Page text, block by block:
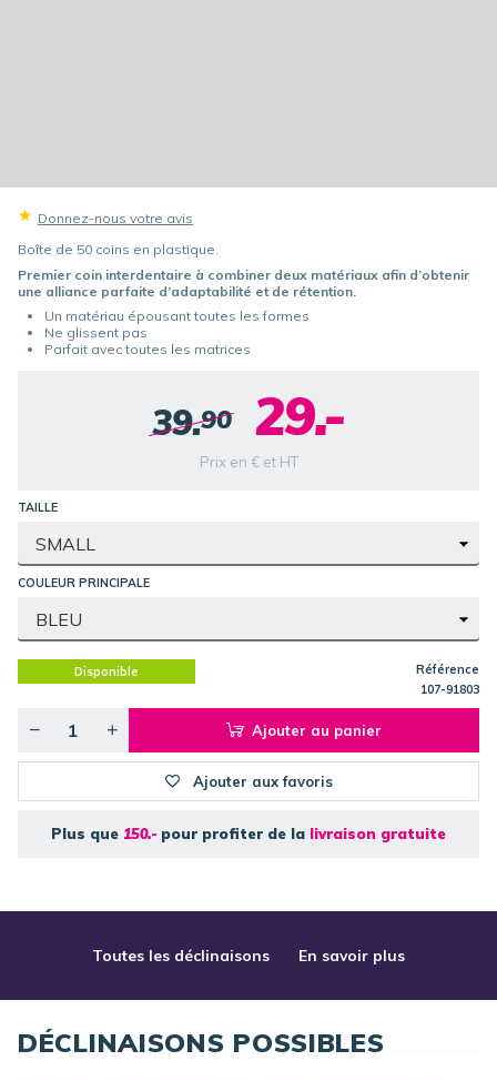
Donnez-nous votre avis
Boîte de 50 coins en plastique.
Premier coin interdentaire à combiner deux matériaux afin d’obtenir
une alliance parfaite d’adaptabilité et de rétention.
Un matériau épousant toutes les formes
Ne glissent pas
Parfait avec toutes les matrices
39.90 29.-
Prix en € et HT
TAILLE
COULEUR PRINCIPALE
Disponible
Référence
107-91803
Ajouter au panier
Ajouter aux favoris
Plus que 150.- pour profiter de la livraison gratuite
Toutes les déclinaisons En savoir plus
DÉCLINAISONS POSSIBLES